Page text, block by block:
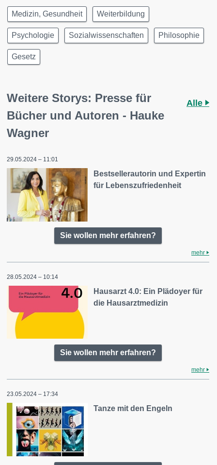
Medizin, Gesundheit Weiterbildung
Psychologie Sozialwissenschaften Philosophie
Gesetz
Weitere Storys: Presse für
Bücher und Autoren - Hauke
Wagner
Alle
29.05.2024 – 11:01
Bestsellerautorin und Expertin
für Lebenszufriedenheit
Sie wollen mehr erfahren?
mehr
28.05.2024 – 10:14
Hausarzt 4.0: Ein Plädoyer für
die Hausarztmedizin
Sie wollen mehr erfahren?
mehr
23.05.2024 – 17:34
Tanze mit den Engeln